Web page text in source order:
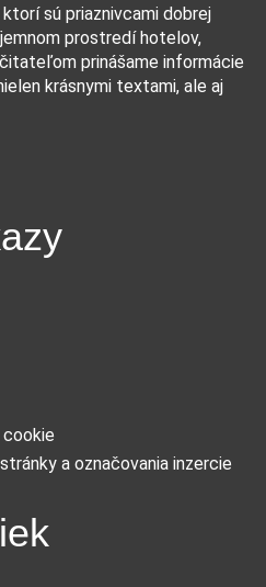
sú priaznivcami dobrej
prostredí hotelov,
prinášame informácie
krásnymi textami, ale aj
cookie
a označovania inzercie